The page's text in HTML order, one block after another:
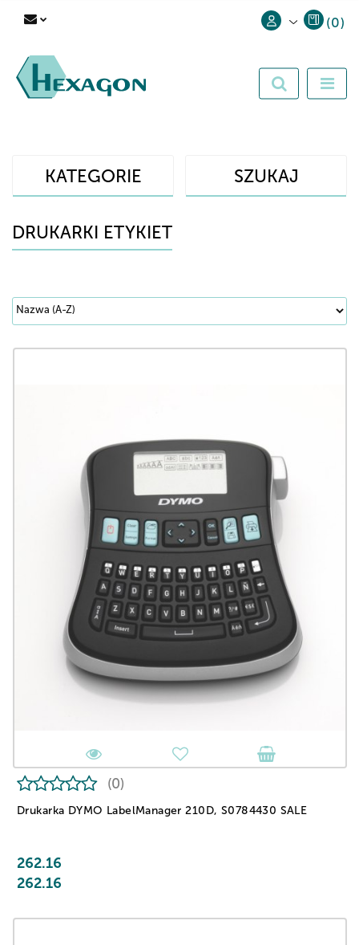
Zarejestruj się
(0)
KATEGORIE SZUKAJ
DRUKARKI ETYKIET
Drukarka DYMO LabelManager 210D, S0784430 SALE
(0)
262.16
262.16